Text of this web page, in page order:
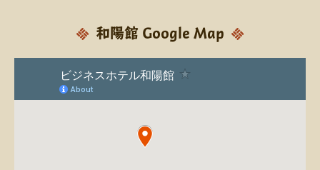
和陽館 Google Map